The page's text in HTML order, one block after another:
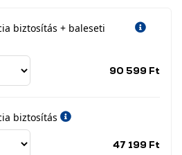
biztosítás + baleseti
90 599 Ft
biztosítás
47 199 Ft